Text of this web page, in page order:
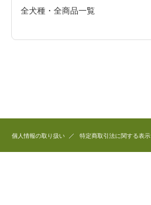
全犬種・全商品一覧
個人情報の取り扱い 特定商取引法に関する表示